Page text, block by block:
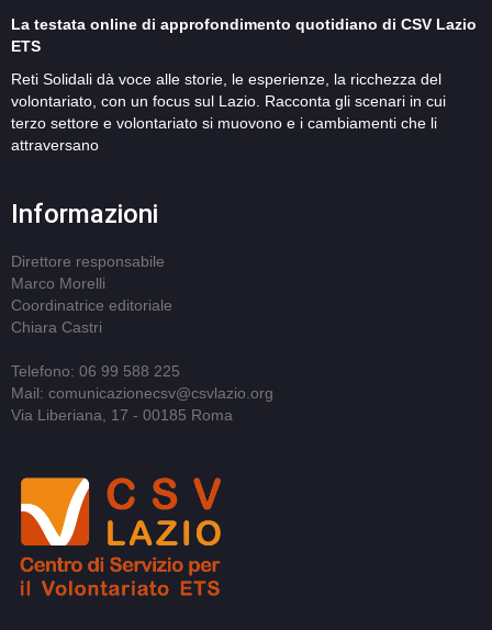
La testata online di approfondimento quotidiano di CSV Lazio
ETS
Reti Solidali dà voce alle storie, le esperienze, la ricchezza del
volontariato, con un focus sul Lazio. Racconta gli scenari in cui
terzo settore e volontariato si muovono e i cambiamenti che li
attraversano
Informazioni
Direttore responsabile
Marco Morelli
Coordinatrice editoriale
Chiara Castri
Telefono: 06 99 588 225
Mail: comunicazionecsv@csvlazio.org
Via Liberiana, 17 - 00185 Roma